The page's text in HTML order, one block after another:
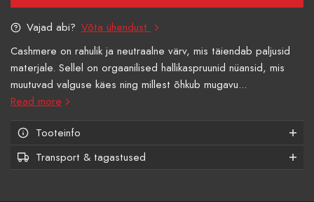
Vajad abi? Võta ühendust
Cashmere on rahulik ja neutraalne värv, mis täiendab paljusid
materjale. Sellel on orgaanilised hallikaspruunid nüansid, mis
muutuvad valguse käes ning millest õhkub mugavu...
Read more
Tooteinfo
Transport & tagastused